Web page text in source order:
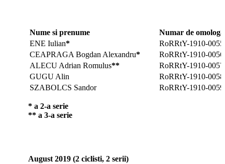
Nume si prenume
Numar de
ENE Iulian*
RoRRtY-1910-0055
CEAPRAGA Bogdan Alexandru*
RoRRtY-1910-0056
ALECU Adrian Romulus**
RoRRtY-1910-0057
GUGU Alin
RoRRtY-1910-0058
SZABOLCS Sandor
RoRRtY-1910-0059
* a 2-a serie
** a 3-a serie
August 2019 (2 ciclisti, 2 serii)